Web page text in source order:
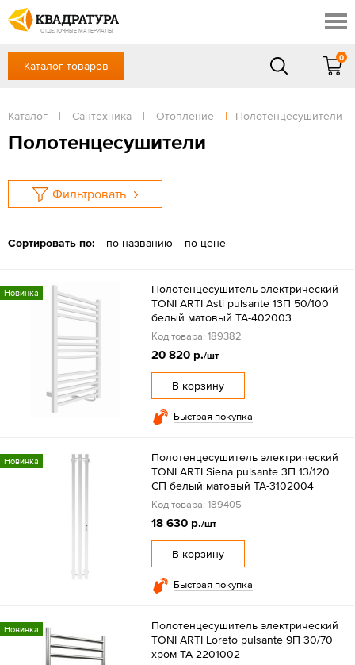
ОТДЕЛОЧНЫЕ МАТЕРИАЛЫ
Профи
Контакты
Доставка и оплата
Выставочный зал
Готовые решения
Отзывы
+7 (383) 209-98-97
Сб, Вс — выходной
ЗАКАЗАТЬ ЗВОНОК
Вход / Регистрация
Каталог товаров
0
Каталог | Сантехника | Отопление | Полотенцесушители
Полотенцесушители
Фильтровать
Сортировать по: по названию по цене
Новинка
Полотенцесушитель электрический
TONI ARTI Asti pulsante 13П 50/100
белый матовый TA-402003
Код товара: 189382
20 820 р./шт
В корзину
Быстрая покупка
Новинка
Полотенцесушитель электрический
TONI ARTI Siena pulsante 3П 13/120
СП белый матовый TA-3102004
Код товара: 189405
18 630 р./шт
В корзину
Быстрая покупка
Новинка
Полотенцесушитель электрический
TONI ARTI Loreto pulsante 9П 30/70
хром TA-2201002